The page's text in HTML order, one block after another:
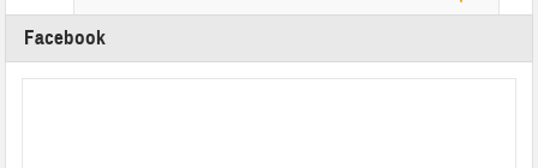
Facebook